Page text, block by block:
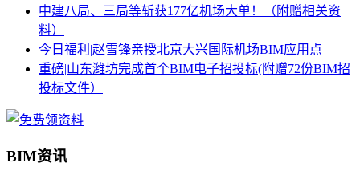
中建八局、三局等斩获177亿机场大单！（附赠相关资
料）
今日福利|赵雪锋亲授北京大兴国际机场BIM应用点
重磅|山东潍坊完成首个BIM电子招投标(附赠72份BIM招
投标文件）
BIM资讯